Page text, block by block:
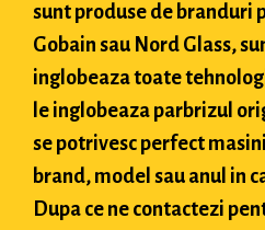
sunt produse de branduri
Gobain sau Nord Glass,
inglobeaza toate
le inglobeaza parbrizul
se potrivesc perfect
brand, model sau anul in
Dupa ce ne contactezi